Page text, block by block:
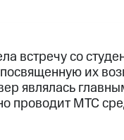
встречу со
посвященную их
являлась
проводит МТС